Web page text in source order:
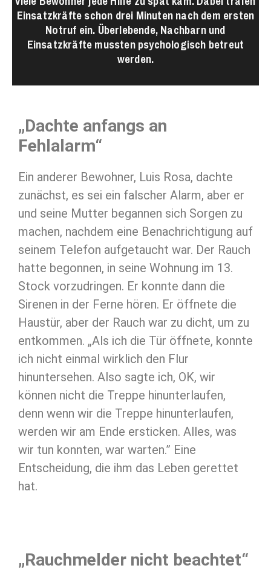
Einsatzkräfte schon drei Minuten nach dem ersten
Notruf ein. Überlebende, Nachbarn und
Einsatzkräfte mussten psychologisch betreut
werden.
„Dachte anfangs an
Fehlalarm“
Ein anderer Bewohner, Luis Rosa, dachte
zunächst, es sei ein falscher Alarm, aber er
und seine Mutter begannen sich Sorgen zu
machen, nachdem eine Benachrichtigung auf
seinem Telefon aufgetaucht war. Der Rauch
hatte begonnen, in seine Wohnung im 13.
Stock vorzudringen. Er konnte dann die
Sirenen in der Ferne hören. Er öffnete die
Haustür, aber der Rauch war zu dicht, um zu
entkommen. „Als ich die Tür öffnete, konnte
ich nicht einmal wirklich den Flur
hinuntersehen. Also sagte ich, OK, wir
können nicht die Treppe hinunterlaufen,
denn wenn wir die Treppe hinunterlaufen,
werden wir am Ende ersticken. Alles, was
wir tun konnten, war warten.” Eine
Entscheidung, die ihm das Leben gerettet
hat.
„Rauchmelder nicht beachtet“